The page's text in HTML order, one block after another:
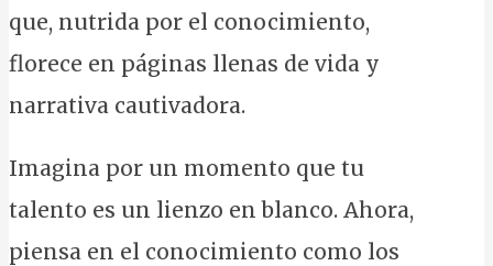
que, nutrida por el conocimiento,
florece en páginas llenas de vida y
narrativa cautivadora.
Imagina por un momento que tu
talento es un lienzo en blanco. Ahora,
piensa en el conocimiento como los